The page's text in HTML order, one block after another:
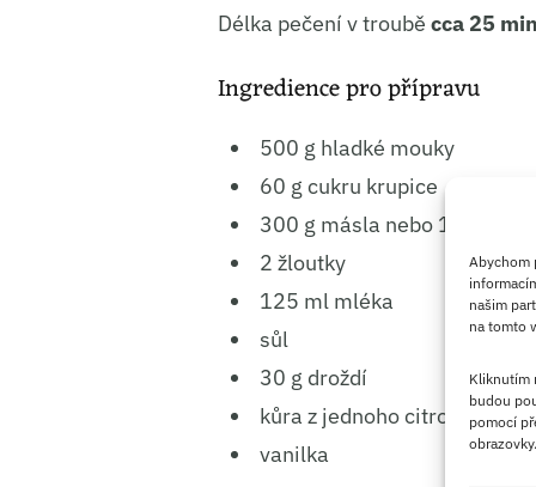
Abychom
našim
na tomto
Kliknutím
budou
pomocí
obrazovky.
Délka pečení v troubě cca 25
Ingredience pro přípravu
500 g hladké mouky
60 g cukru krupice
300 g másla nebo 150 g
2 žloutky
125 ml mléka
sůl
30 g droždí
kůra z jednoho citronu
vanilka